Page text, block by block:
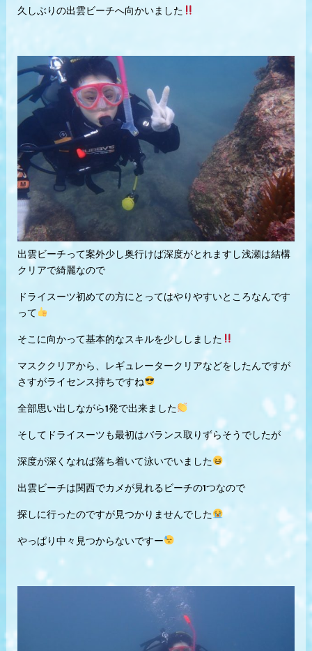
久しぶりの出雲ビーチへ向かいました
出雲ビーチって案外少し奥行けば深度がとれますし浅瀬は結構
クリアで綺麗なので
ドライスーツ初めての方にとってはやりやすいところなんです
って
そこに向かって基本的なスキルを少ししました
マスククリアから、レギュレータークリアなどをしたんですが
さすがライセンス持ちですね
全部思い出しながら1発で出来ました
そしてドライスーツも最初はバランス取りずらそうでしたが
深度が深くなれば落ち着いて泳いでいました
出雲ビーチは関西でカメが見れるビーチの1つなので
探しに行ったのですが見つかりませんでした
やっぱり中々見つからないですー